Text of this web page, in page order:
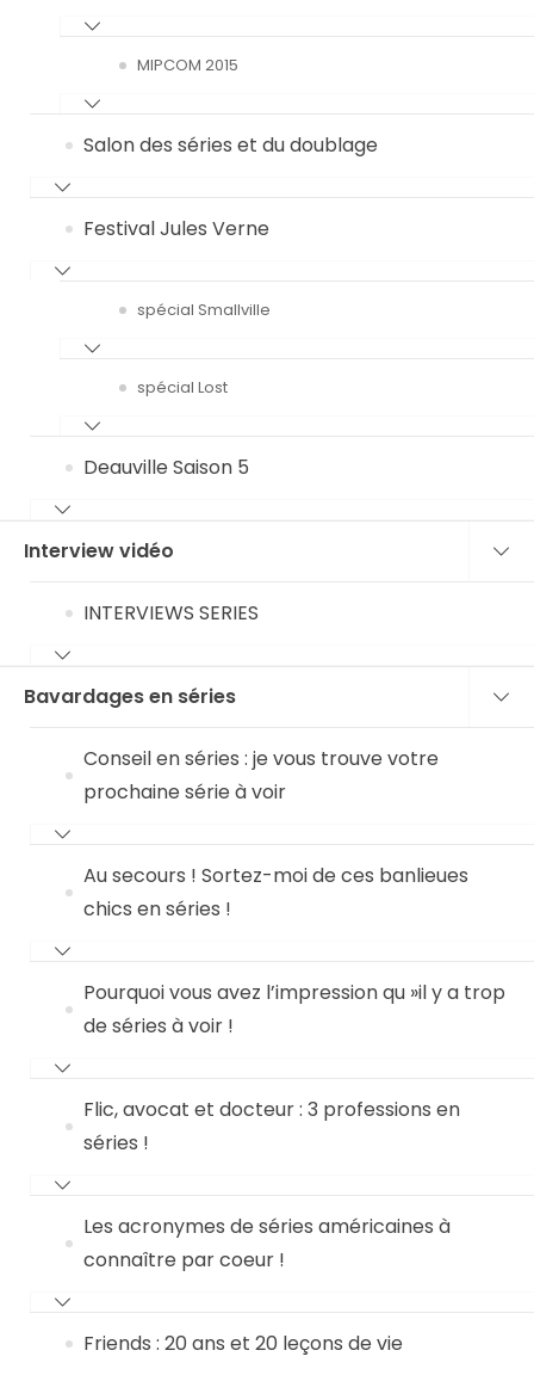
MIPCOM 2015
Salon des séries et du doublage
Festival Jules Verne
spécial Smallville
spécial Lost
Deauville Saison 5
Interview vidéo
INTERVIEWS SERIES
Bavardages en séries
Conseil en séries : je vous trouve votre
prochaine série à voir
Au secours ! Sortez-moi de ces banlieues
chics en séries !
Pourquoi vous avez l’impression qu »il y a trop
de séries à voir !
Flic, avocat et docteur : 3 professions en
séries !
Les acronymes de séries américaines à
connaître par coeur !
Friends : 20 ans et 20 leçons de vie